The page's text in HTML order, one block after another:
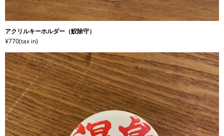
アクリルキーホルダー（鮫除守）
¥770(tax in)